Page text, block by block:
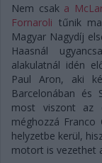
Nem csak a
Fornaroli tűnik
Magyar Nagydíj
Haasnál
alakulatnál idén
Paul Aron, aki
Barcelonában és
most viszont az
méghozzá Franco
helyzetbe kerül,
motort is vezethet